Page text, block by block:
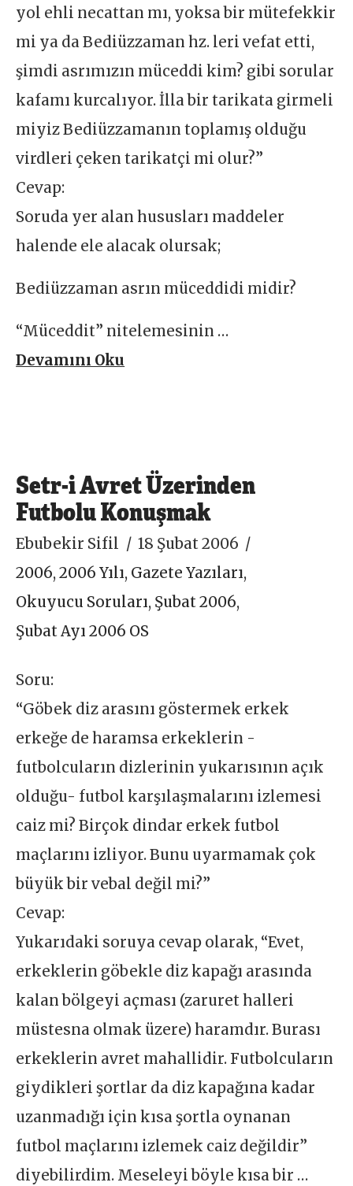
yol ehli necattan mı, yoksa bir mütefekkir
mi ya da Bediüzzaman hz. leri vefat etti,
şimdi asrımızın müceddi kim? gibi sorular
kafamı kurcalıyor. İlla bir tarikata girmeli
miyiz Bediüzzamanın toplamış olduğu
virdleri çeken tarikatçi mi olur?”
Cevap:
Soruda yer alan hususları maddeler
halende ele alacak olursak;
Bediüzzaman asrın müceddidi midir?
“Müceddit” nitelemesinin …
Devamını Oku
Setr-i Avret Üzerinden
Futbolu Konuşmak
Ebubekir Sifil
18 Şubat 2006
2006,2006 Yılı, Gazete Yazıları,
Okuyucu Soruları, Şubat 2006,
Şubat Ayı 2006 OS
Soru:
“Göbek diz arasını göstermek erkek
erkeğe de haramsa erkeklerin -
futbolcuların dizlerinin yukarısının açık
olduğu- futbol karşılaşmalarını izlemesi
caiz mi? Birçok dindar erkek futbol
maçlarını izliyor. Bunu uyarmamak çok
büyük bir vebal değil mi?”
Cevap:
Yukarıdaki soruya cevap olarak, “Evet,
erkeklerin göbekle diz kapağı arasında
kalan bölgeyi açması (zaruret halleri
müstesna olmak üzere) haramdır. Burası
erkeklerin avret mahallidir. Futbolcuların
giydikleri şortlar da diz kapağına kadar
uzanmadığı için kısa şortla oynanan
futbol maçlarını izlemek caiz değildir”
diyebilirdim. Meseleyi böyle kısa bir …